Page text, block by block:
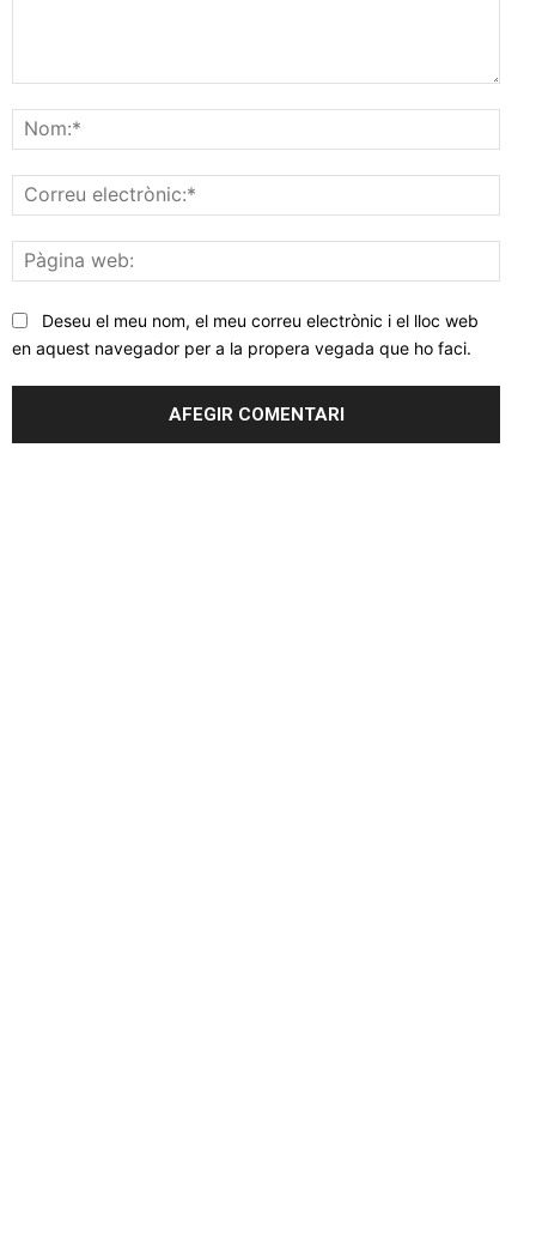
web:
Deseu el meu nom, el meu correu electrònic i el lloc web
en aquest navegador per a la propera vegada que ho faci.